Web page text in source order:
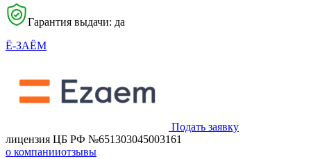
Гарантия выдачи: да
Ё-ЗАЁМ
Подать заявку
лицензия ЦБ РФ №651303045003161
о компанииотзывы